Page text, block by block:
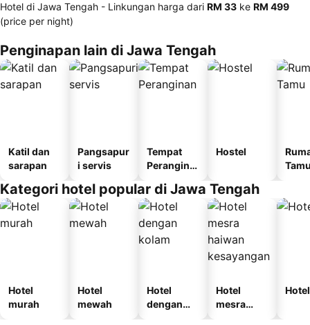
Hotel di Jawa Tengah - Linkungan harga dari ‎RM 33 ke ‎RM 499
(price per night)
Penginapan lain di Jawa Tengah
Katil dan
sarapan
Pangsapur
i servis
Tempat
Perangina
Hostel
Kategori hotel popular di Jawa Tengah
Hotel
murah
Hotel
mewah
Hotel
dengan
Hotel
mesra